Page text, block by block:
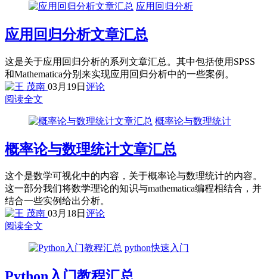
应用回归分析
应用回归分析文章汇总
这是关于应用回归分析的系列文章汇总。其中包括使用SPSS
和Mathematica分别来实现应用回归分析中的一些案例。
03月19日 评论
阅读全文
概率论与数理统计
概率论与数理统计文章汇总
这个是数学可视化中的内容，关于概率论与数理统计的内容。
这一部分我们将数学理论的知识与mathematica编程相结合，并
结合一些实例给出分析。
03月18日 评论
阅读全文
python快速入门